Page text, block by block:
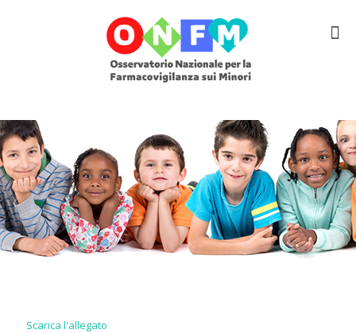
Scarica l'allegato